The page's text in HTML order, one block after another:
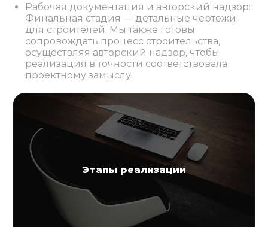
Этапы реализации
Рабочая документация и авторский надзор:
Финальная стадия — детальные чертежи
для строителей. Мы также готовы
сопровождать процесс строительства,
осуществляя авторский надзор, чтобы
реализация в точности соответствовала
проектному замыслу.